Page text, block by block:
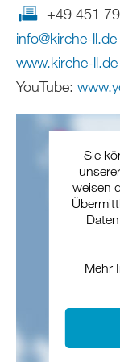
+49 451
info@kirche-ll.de
www.kirche-ll.de
YouTube:
Sie
weisen
Mehr